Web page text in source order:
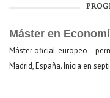
Máster en
Máster oficial europeo
Madrid, España. Inicia en